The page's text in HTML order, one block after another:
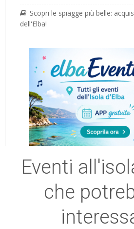
Scopri le spiagge più belle:
dell'Elba!
Eventi
che